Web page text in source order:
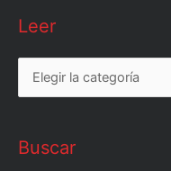
Leer
Leer
Buscar